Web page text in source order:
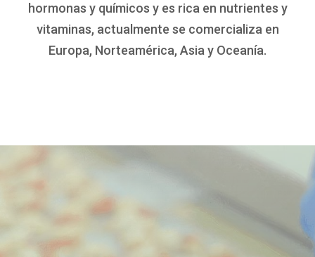
hormonas y químicos y es rica en nutrientes y
vitaminas, actualmente se comercializa en
Europa, Norteamérica, Asia y Oceanía.